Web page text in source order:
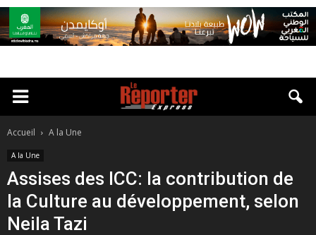
Accueil A la Une
A la Une
Assises des ICC: la contribution de
la Culture au développement, selon
Neila Tazi